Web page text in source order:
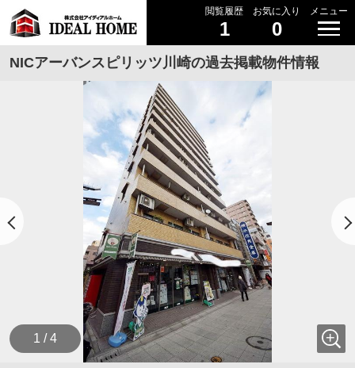
閲覧履歴
1
お気に入り
0
メニュー
NICアーバンスピリッツ川崎の過去掲載物件情報
1 / 4